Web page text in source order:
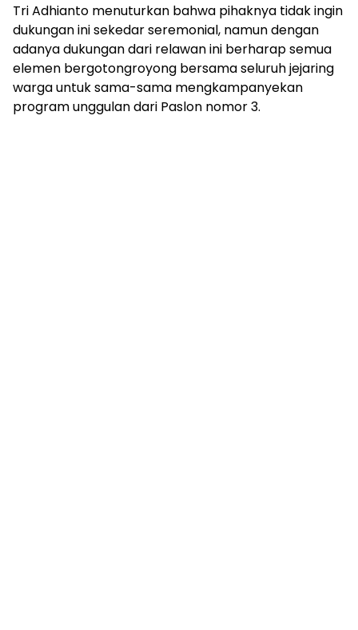
Tri Adhianto menuturkan bahwa pihaknya tidak ingin
dukungan ini sekedar seremonial, namun dengan
adanya dukungan dari relawan ini berharap semua
elemen bergotongroyong bersama seluruh jejaring
warga untuk sama-sama mengkampanyekan
program unggulan dari Paslon nomor 3.